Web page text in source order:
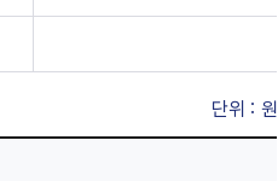
단위 : 원